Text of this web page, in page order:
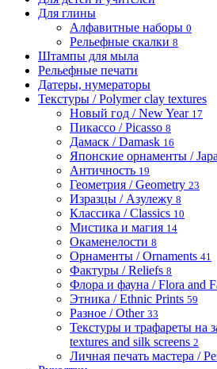
Для глины
Алфавитные наборы 0
Рельефные скалки 8
Штампы для мыла
Рельефные печати
Датеры, нумераторы
Текстуры / Polymer clay textures
Новый год / New Year 17
Пикассо / Picasso 8
Дамаск / Damask 16
Японские орнаменты /
Античность 19
Геометрия / Geometry 23
Изразцы / Азулежу 8
Классика / Classics 10
Мистика и магия 14
Окаменелости 8
Орнаменты / Ornaments 41
Фактуры / Reliefs 8
Флора и фауна / Flora and
Этника / Ethnic Prints 59
Разное / Other 33
Текстуры и трафареты на
textures and silk screens 2
Личная печать мастера /